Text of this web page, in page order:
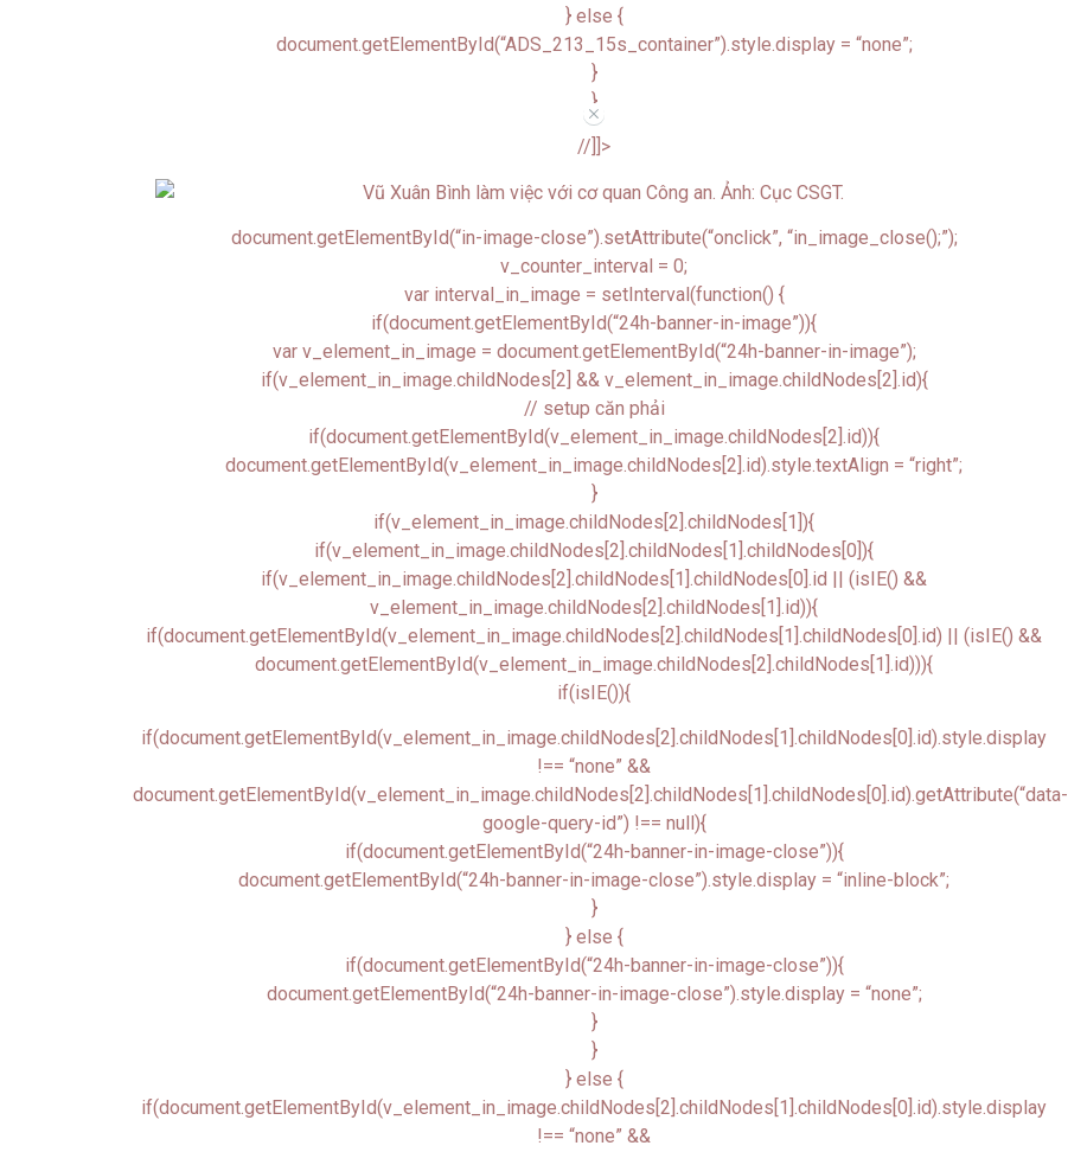
} else {
document.getElementById(“ADS_213_15s_container”).style.display = “none”;
}
}
//]]>
//
document.getElementById(“in-image-close”).setAttribute(“onclick”, “in_image_close();”);
v_counter_interval = 0;
var interval_in_image = setInterval(function() {
if(document.getElementById(“24h-banner-in-image”)){
var v_element_in_image = document.getElementById(“24h-banner-in-image”);
if(v_element_in_image.childNodes[2] && v_element_in_image.childNodes[2].id){
// setup căn phải
if(document.getElementById(v_element_in_image.childNodes[2].id)){
document.getElementById(v_element_in_image.childNodes[2].id).style.textAlign = “right”;
}
if(v_element_in_image.childNodes[2].childNodes[1]){
if(v_element_in_image.childNodes[2].childNodes[1].childNodes[0]){
if(v_element_in_image.childNodes[2].childNodes[1].childNodes[0].id || (isIE() &&
v_element_in_image.childNodes[2].childNodes[1].id)){
if(document.getElementById(v_element_in_image.childNodes[2].childNodes[1].childNodes[0].id) || (isIE() &&
document.getElementById(v_element_in_image.childNodes[2].childNodes[1].id))){
if(isIE()){
if(document.getElementById(v_element_in_image.childNodes[2].childNodes[1].childNodes[0].id).style.display
!== “none” &&
document.getElementById(v_element_in_image.childNodes[2].childNodes[1].childNodes[0].id).getAttribute(“data-
google-query-id”) !== null){
if(document.getElementById(“24h-banner-in-image-close”)){
document.getElementById(“24h-banner-in-image-close”).style.display = “inline-block”;
}
} else {
if(document.getElementById(“24h-banner-in-image-close”)){
document.getElementById(“24h-banner-in-image-close”).style.display = “none”;
}
}
} else {
if(document.getElementById(v_element_in_image.childNodes[2].childNodes[1].childNodes[0].id).style.display
!== “none” &&